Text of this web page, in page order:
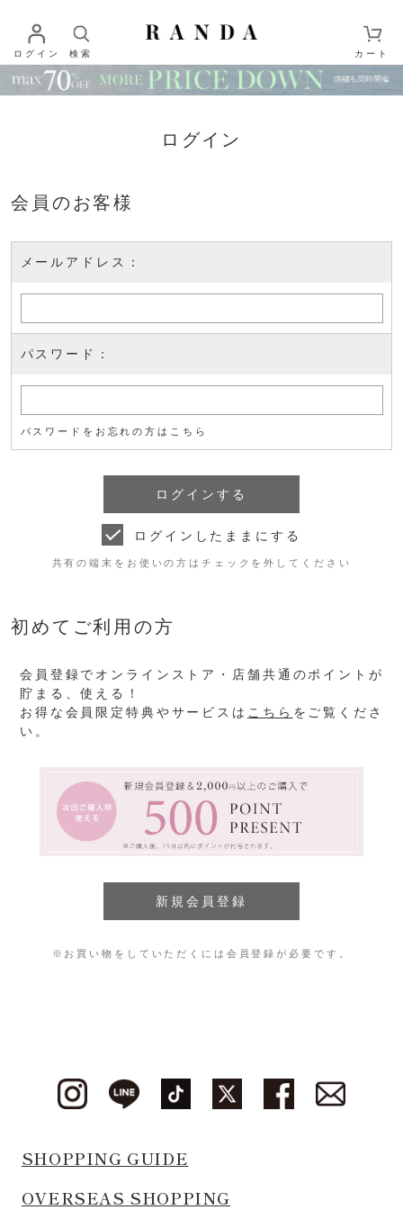
ログイン 検索 カート
ログイン
会員のお客様
メールアドレス：
パスワード：
パスワードをお忘れの方はこちら
ログインしたままにする
共有の端末をお使いの方はチェックを外してください
初めてご利用の方
会員登録でオンラインストア・店舗共通のポイントが
貯まる、使える！
お得な会員限定特典やサービスは こちら をご覧くださ
い。
※お買い物をしていただくには会員登録が必要です。
SHOPPING GUIDE
OVERSEAS SHOPPING